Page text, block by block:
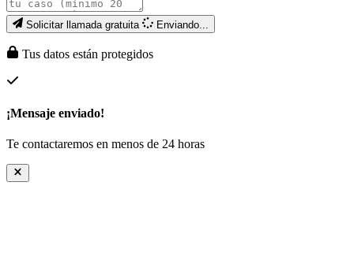
Solicitar llamada gratuita Enviando...
Tus datos están protegidos
¡Mensaje enviado!
Te contactaremos en menos de 24 horas